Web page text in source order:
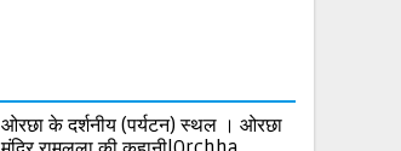
ओरछा के दर्शनीय (पर्यटन) स्थल । ओरछा